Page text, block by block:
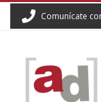
Comunícate